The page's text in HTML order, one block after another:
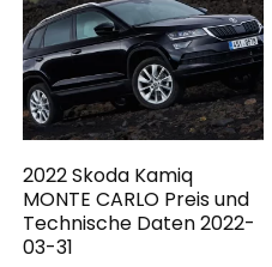
2022 Skoda Kamiq
MONTE CARLO Preis und
Technische Daten 2022-
03-31